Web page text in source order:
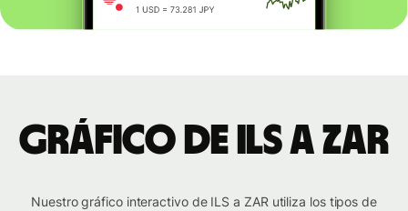
Gráfico de ILS a ZAR
Nuestro gráfico interactivo de ILS a ZAR utiliza los tipos de